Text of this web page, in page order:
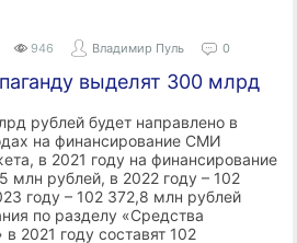
946 Владимир Пуль 0
выделят 300 млрд
рублей будет направлено в
на финансирование СМИ
в 2021 году на финансирование
млн рублей, в 2022 году – 102
году – 102 372,8 млн рублей
по разделу «Средства
2021 году составят 102